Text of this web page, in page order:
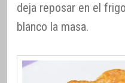
deja reposar en el
blanco la masa.